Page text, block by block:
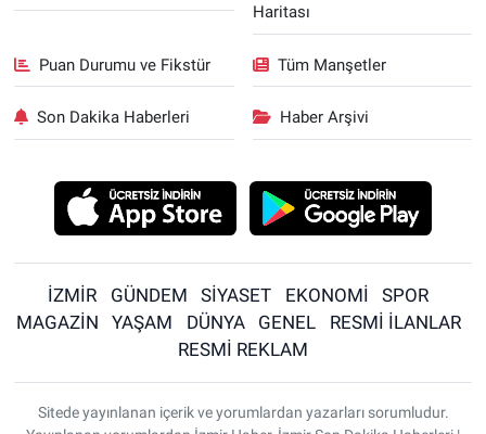
Haritası
Puan Durumu ve Fikstür Tüm Manşetler
Son Dakika Haberleri Haber Arşivi
İZMİR GÜNDEM SİYASET EKONOMİ
SPOR
MAGAZİN
YAŞAM DÜNYA GENEL
RESMİ İLANLAR
RESMİ REKLAM
Sitede yayınlanan içerik ve yorumlardan yazarları sorumludur.